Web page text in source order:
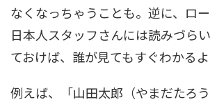
なくなっちゃうことも。逆に、ロー
日本人スタッフさんには読みづら
ておけば、誰が見てもすぐわかるよ
例えば、「山田太郎（やまだたろ